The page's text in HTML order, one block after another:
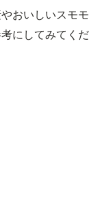
おいしいスモモ
にしてみてくだ